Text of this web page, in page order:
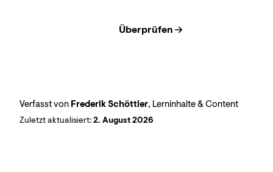
Überprüfen
Verfasst von Frederik Schöttler, Lerninhalte & Content
Zuletzt aktualisiert:2. August 2026